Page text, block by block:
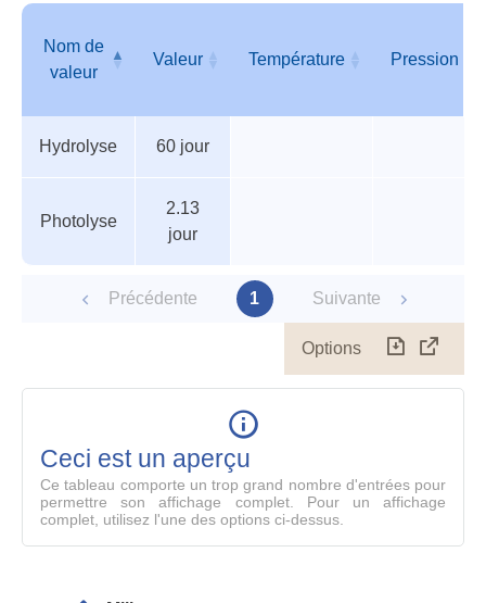
des
paramètres
Nom de
valeur
Valeur Température Pression
valeur
Hydrolyse
60 jour
Photolyse
2.13
jour
Précédente 1 Suivante
Options
le
Ceci est un aperçu
Ce tableau comporte un trop grand nombre d'entrées pour
permettre son affichage complet. Pour un affichage
complet, utilisez l'une des options ci-dessus.